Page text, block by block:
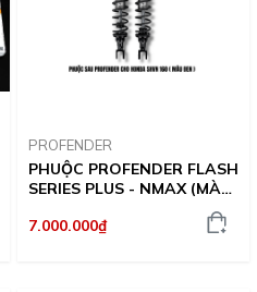
PROFENDER
PHUỘC PROFENDER FLASH
SERIES PLUS - NMAX (MÀU
7.000.000₫